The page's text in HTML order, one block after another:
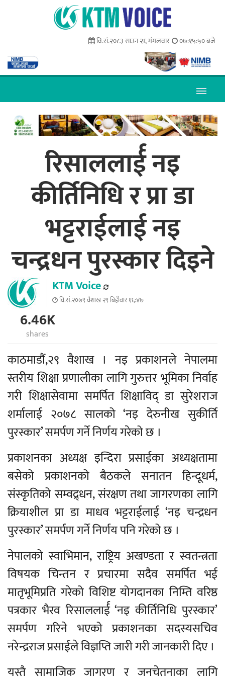
वि.सं.२०८३ साउन २६ मंगलवार ०७:१५:५१ बजे
रिसाललार्ई नइ
कीर्तिनिधि र प्रा डा
भट्टराईलाई नइ
चन्द्रधन पुरस्कार दिइने
KTM Voice
वि.सं.२०७९ वैशाख २९ बिहीवार १६:४७
6.46K
shares
काठमाडौं,२९ वैशाख । नइ प्रकाशनले नेपालमा
स्तरीय शिक्षा प्रणालीका लागि गुरुत्तर भूमिका निर्वाह
गरी शिक्षासेवामा समर्पित शिक्षाविद् डा सुरेशराज
शर्मालाई २०७८ सालको ‘नइ देरुनीख सुकीर्ति
पुरस्कार’ समर्पण गर्ने निर्णय गरेको छ ।
प्रकाशनका अध्यक्ष इन्दिरा प्रसाईका अध्यक्षतामा
बसेको प्रकाशनको बैठकले सनातन हिन्दूधर्म,
संस्कृतिको सम्वद्र्धन, संरक्षण तथा जागरणका लागि
क्रियाशील प्रा डा माधव भट्टराईलाई ‘नइ चन्द्रधन
पुरस्कार’ समर्पण गर्ने निर्णय पनि गरेको छ ।
नेपालको स्वाभिमान, राष्ट्रिय अखण्डता र स्वतन्त्रता
विषयक चिन्तन र प्रचारमा सदैव समर्पित भई
मातृभूमिप्रति गरेको विशिष्ट योगदानका निम्ति वरिष्ठ
पत्रकार भैरव रिसाललार्ई ‘नइ कीर्तिनिधि पुरस्कार’
समर्पण गरिने भएको प्रकाशनका सदस्यसचिव
नरेन्द्रराज प्रसाईले विज्ञप्ति जारी गरी जानकारी दिए ।
यस्तै सामाजिक जागरण र जनचेतनाका लागि